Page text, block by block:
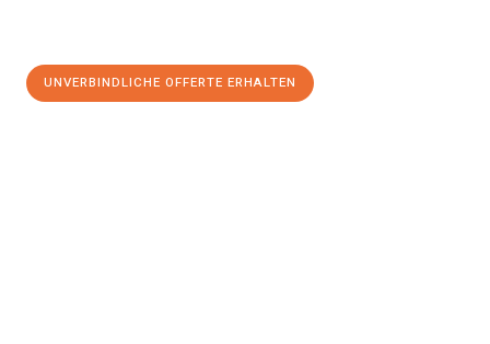
UNVERBINDLICHE OFFERTE ERHALTEN